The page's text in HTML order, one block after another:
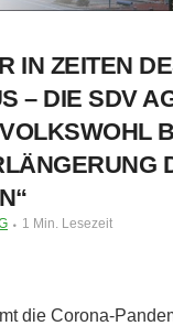
IN ZEITEN
– DIE SDV
1 Min. Lesezeit
die Corona-